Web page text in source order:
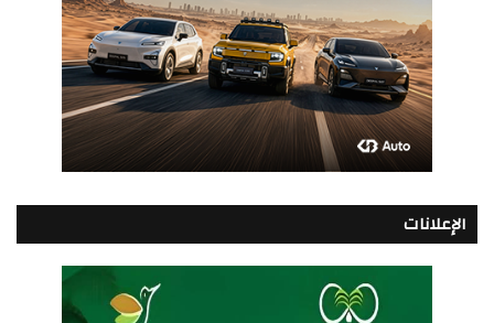
الإعلانات